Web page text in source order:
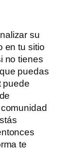
su
en tu sitio
no tienes
puedas
puede
te